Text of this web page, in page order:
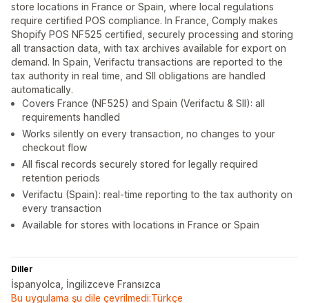
store locations in France or Spain, where local regulations
require certified POS compliance. In France, Comply makes
Shopify POS NF525 certified, securely processing and storing
all transaction data, with tax archives available for export on
demand. In Spain, Verifactu transactions are reported to the
tax authority in real time, and SII obligations are handled
automatically.
Covers France (NF525) and Spain (Verifactu & SII): all
requirements handled
Works silently on every transaction, no changes to your
checkout flow
All fiscal records securely stored for legally required
retention periods
Verifactu (Spain): real-time reporting to the tax authority on
every transaction
Available for stores with locations in France or Spain
Diller
İspanyolca, İngilizceve Fransızca
Bu uygulama şu dile çevrilmedi:Türkçe